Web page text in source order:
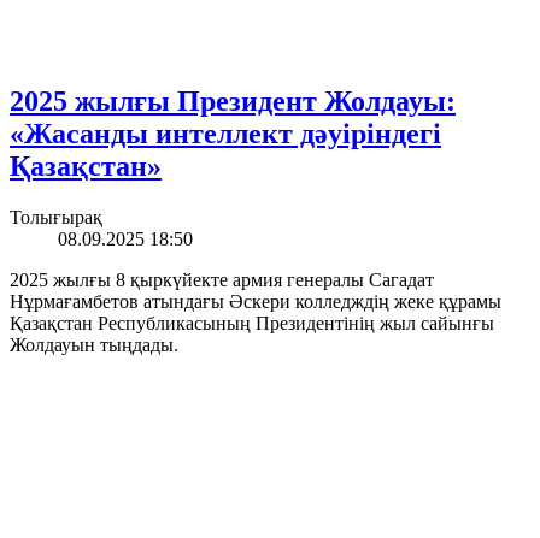
2025 жылғы Президент Жолдауы:
«Жасанды интеллект дәуіріндегі
Қазақстан»
Толығырақ
08.09.2025 18:50
2025 жылғы 8 қыркүйекте армия генералы Сагадат
Нұрмағамбетов атындағы Әскери колледждің жеке құрамы
Қазақстан Республикасының Президентінің жыл сайынғы
Жолдауын тыңдады.